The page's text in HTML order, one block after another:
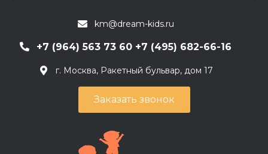
km@dream-kids.ru
+7 (964) 563 73 60 +7 (495) 682-66-16
г. Москва, Ракетный бульвар, дом 17
Заказать звонок